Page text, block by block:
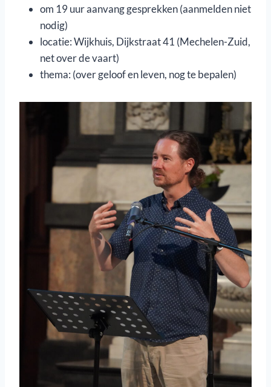
om 19 uur aanvang gesprekken (aanmelden niet
nodig)
locatie: Wijkhuis, Dijkstraat 41 (Mechelen-Zuid,
net over de vaart)
thema: (over geloof en leven, nog te bepalen)